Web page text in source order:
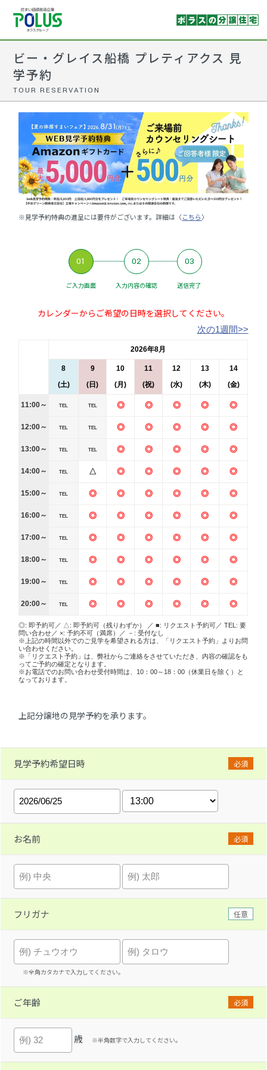
ビー・グレイス船橋 プレティアクス 見
学予約
TOUR RESERVATION
※見学予約特典の進呈には要件がございます。詳細は〈こちら〉
01
ご入力画面
02
入力内容の確認
03
送信完了
カレンダーからご希望の日時を選択してください。
次の1週間>>
2026年8月
8
(土)
9
(日)
10
(月)
11
(祝)
12
(水)
13
(木)
14
(金)
11:00～ TEL TEL ◎ ◎ ◎ ◎ ◎
12:00～ TEL TEL ◎ ◎ ◎ ◎ ◎
13:00～ TEL TEL ◎ ◎ ◎ ◎ ◎
14:00～ TEL △ ◎ ◎ ◎ ◎ ◎
15:00～ TEL ◎ ◎ ◎ ◎ ◎ ◎
16:00～ TEL ◎ ◎ ◎ ◎ ◎ ◎
17:00～ TEL ◎ ◎ ◎ ◎ ◎ ◎
18:00～ TEL ◎ ◎ ◎ ◎ ◎ ◎
19:00～ TEL ◎ ◎ ◎ ◎ ◎ ◎
20:00～ TEL ◎ ◎ ◎ ◎ ◎ ◎
◎: 即予約可／ △: 即予約可（残りわずか） ／ ■: リクエスト予約可／ TEL: 要
問い合わせ／ ×: 予約不可（満席）／ －: 受付なし
※上記の時間以外でのご見学を希望される方は、「リクエスト予約」よりお問
い合わせください。
※「リクエスト予約」は、弊社からご連絡をさせていただき、内容の確認をも
ってご予約の確定となります。
※お電話でのお問い合わせ受付時間は、10：00～18：00（休業日を除く）と
なっております。
上記分譲地の見学予約を承ります。
見学予約希望日時 必須
お名前 必須
フリガナ 任意
※全角カタカナで入力してください。
ご年齢 必須
歳 ※半角数字で入力してください。